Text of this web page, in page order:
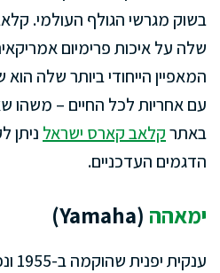
בשוק מגרשי הגולף העולמי.
שלה על איכות פרימיום
המאפיין הייחודי ביותר שלה
עם אחריות לכל החיים – משהו
באתרקלאב קארס ישראל ניתן
הדגמים העדכניים.
ימאהה (Yamaha)